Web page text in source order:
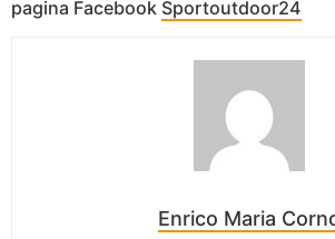
pagina Facebook Sportoutdoor24
Enrico Maria